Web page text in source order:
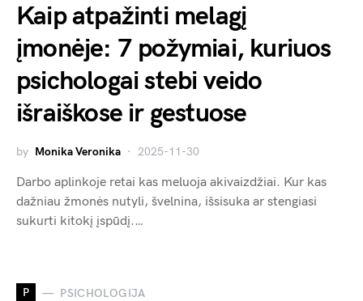
Kaip atpažinti melagį
įmonėje: 7 požymiai, kuriuos
psichologai stebi veido
išraiškose ir gestuose
by Monika Veronika 2025-11-30
Darbo aplinkoje retai kas meluoja akivaizdžiai. Kur kas
dažniau žmonės nutyli, švelnina, išsisuka ar stengiasi
sukurti kitokį įspūdį.…
P PSICHOLOGIJA